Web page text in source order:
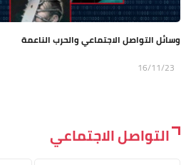
وسائل التواصل الاجتماعي والحرب الناعمة
16/11/23
التواصل الاجتماعي